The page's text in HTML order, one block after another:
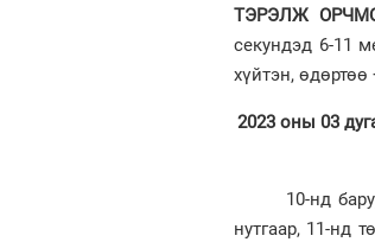
ТЭРЭЛЖ
секундэд 6-11
хүйтэн, өдөртөө
2023 оны 03
10-нд баруун
нутгаар, 11-нд